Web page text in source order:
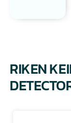
RIKEN